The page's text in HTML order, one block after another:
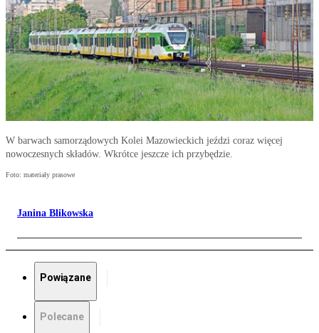
W barwach samorządowych Kolei Mazowieckich jeździ coraz więcej
nowoczesnych składów. Wkrótce jeszcze ich przybędzie.
Foto: materiały prasowe
Janina Blikowska
Powiązane
Polecane